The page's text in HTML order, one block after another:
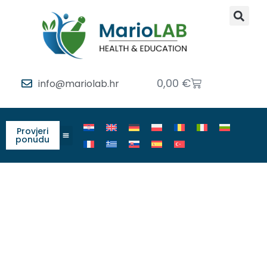
info@mariolab.hr 0,00 €
Provjeri
ponudu